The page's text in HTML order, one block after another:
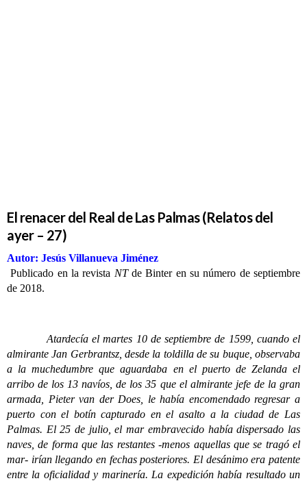
El renacer del Real de Las Palmas (Relatos del
ayer – 27)
Autor: Jesús Villanueva Jiménez
Publicado en la revista NTde Binter en su número de septiembre
de 2018.
Atardecía el martes 10 de septiembre de 1599, cuando el
almirante Jan Gerbrantsz, desde la toldilla de su buque, observaba
a la muchedumbre que aguardaba en el puerto de Zelanda el
arribo de los 13 navíos, de los 35 que el almirante jefe de la gran
armada, Pieter van der Does, le había encomendado regresar a
puerto con el botín capturado en el asalto a la ciudad de Las
Palmas. El 25 de julio, el mar embravecido había dispersado las
naves, de forma que las restantes -menos aquellas que se tragó el
mar- irían llegando en fechas posteriores. El desánimo era patente
entre la oficialidad y marinería. La expedición había resultado un